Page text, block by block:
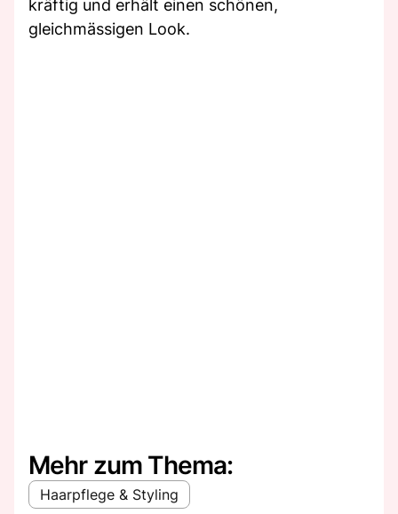
kräftig und erhält einen schönen,
gleichmässigen Look.
Mehr zum Thema:
Haarpflege & Styling